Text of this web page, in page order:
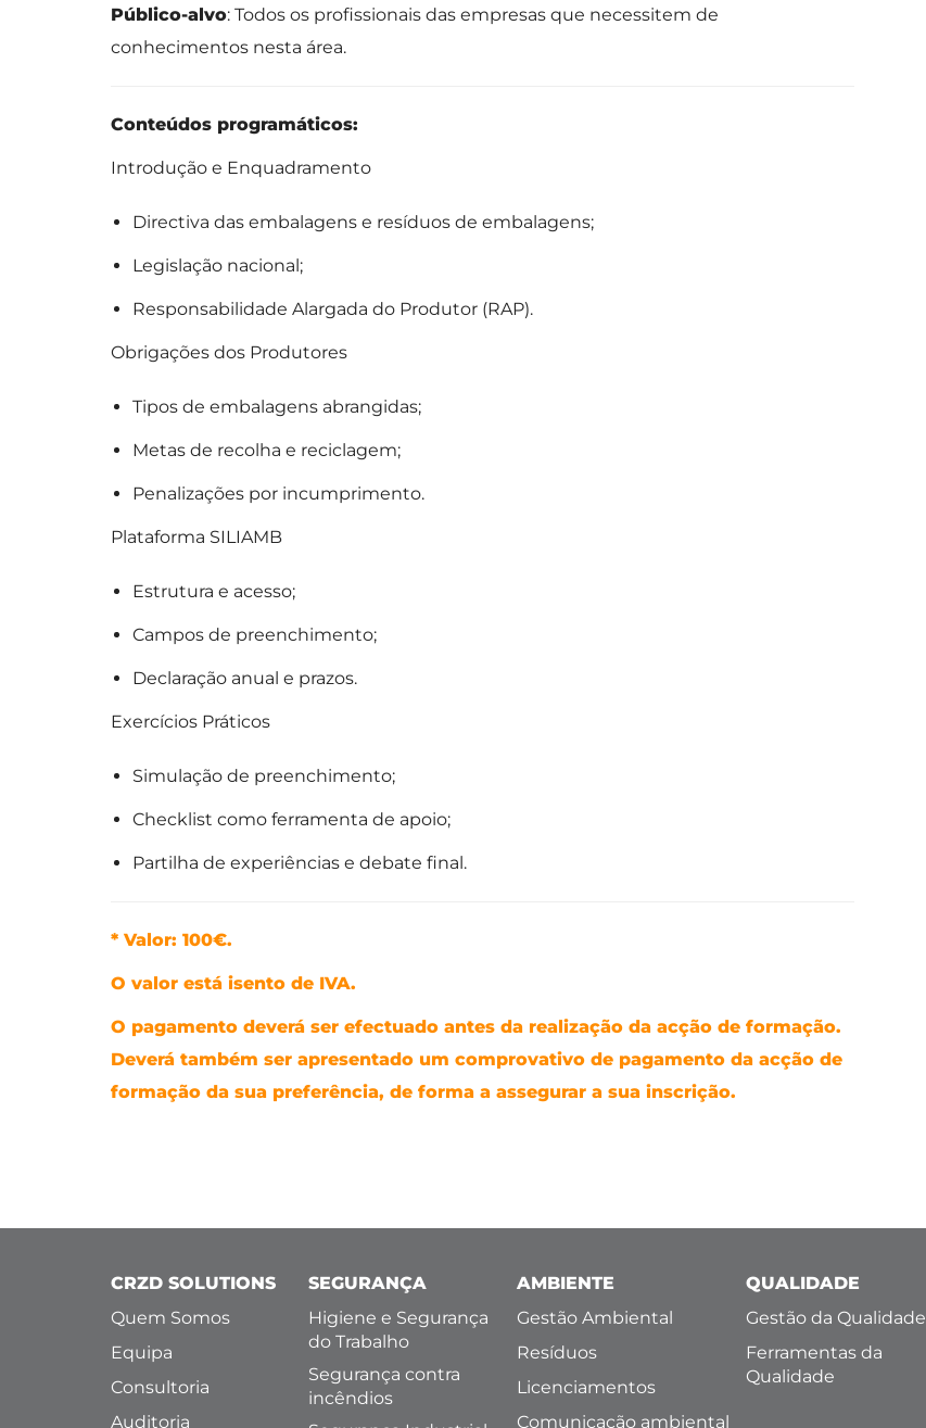
Público-alvo: Todos os profissionais das empresas que necessitem de
conhecimentos nesta área.
Conteúdos programáticos:
Introdução e Enquadramento
Directiva das embalagens e resíduos de embalagens;
Legislação nacional;
Responsabilidade Alargada do Produtor (RAP).
Obrigações dos Produtores
Tipos de embalagens abrangidas;
Metas de recolha e reciclagem;
Penalizações por incumprimento.
Plataforma SILIAMB
Estrutura e acesso;
Campos de preenchimento;
Declaração anual e prazos.
Exercícios Práticos
Simulação de preenchimento;
Checklist como ferramenta de apoio;
Partilha de experiências e debate final.
* Valor: 100€.
O valor está isento de IVA.
O pagamento deverá ser efectuado antes da realização da acção de formação.
Deverá também ser apresentado um comprovativo de pagamento da acção de
formação da sua preferência, de forma a assegurar a sua inscrição.
CRZD SOLUTIONS
Quem Somos
Equipa
Consultoria
Auditoria
SEGURANÇA
Higiene e Segurança
do Trabalho
Segurança contra
incêndios
AMBIENTE
Gestão Ambiental
Resíduos
Licenciamentos
Comunicação ambiental
QUALIDADE
Gestão da Qualidade
Ferramentas da
Qualidade